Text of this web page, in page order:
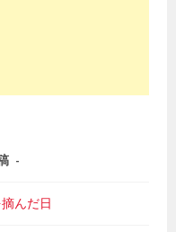
んだ日